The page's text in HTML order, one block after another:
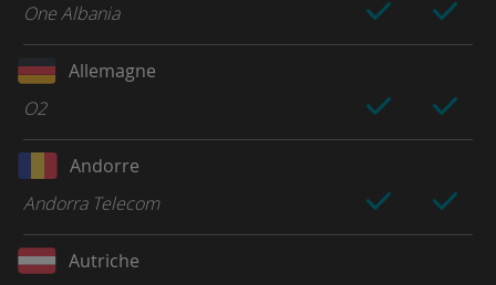
One Albania
Allemagne
O2
Andorre
Andorra Telecom
Autriche